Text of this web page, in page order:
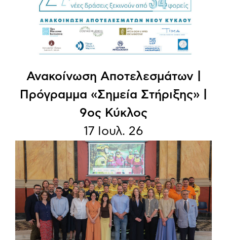
Ανακοίνωση Aποτελεσμάτων |
Πρόγραμμα «Σημεία Στήριξης» |
9ος Κύκλος
17 Ιουλ. 26